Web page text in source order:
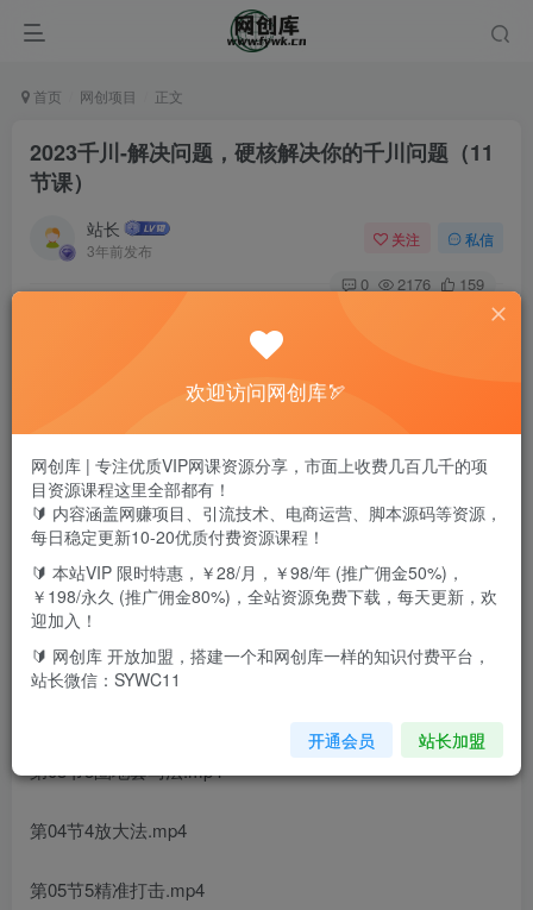
首页 网创项目 正文
2023千川-解决问题，硬核解决你的千川问题（11
节课）
站长
3年前发布
关注 私信
0 2176 159
课程内容：
第01节1低价引流法.mp4
第03节3圈地套马法.mp4
第04节4放大法.mp4
第05节5精准打击.mp4
欢迎访问网创库🏹
网创库 | 专注优质VIP网课资源分享，市面上收费几百几千的项
目资源课程这里全部都有！
🔰 内容涵盖网赚项目、引流技术、电商运营、脚本源码等资源，
每日稳定更新10-20优质付费资源课程！
🔰 本站VIP 限时特惠，￥28/月，￥98/年 (推广佣金50%)，
￥198/永久 (推广佣金80%)，全站资源免费下载，每天更新，欢
迎加入！
🔰 网创库 开放加盟，搭建一个和网创库一样的知识付费平台，
站长微信：SYWC11
开通会员 站长加盟